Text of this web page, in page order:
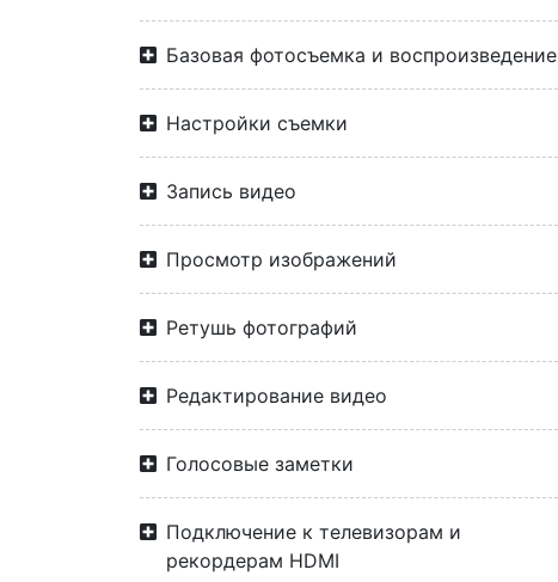
Базовая фотосъемка и воспроизведение
Настройки съемки
Запись видео
Просмотр изображений
Ретушь фотографий
Редактирование видео
Голосовые заметки
Подключение к телевизорам и
рекордерам HDMI